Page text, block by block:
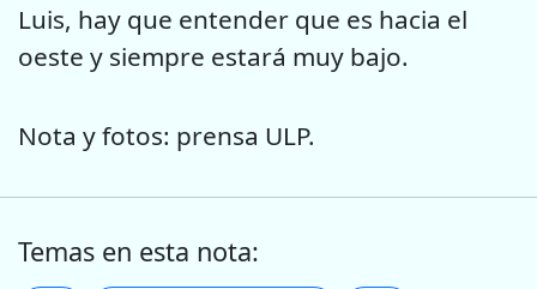
Luis, hay que entender que es hacia el
oeste y siempre estará muy bajo.
Nota y fotos: prensa ULP.
Temas en esta nota: